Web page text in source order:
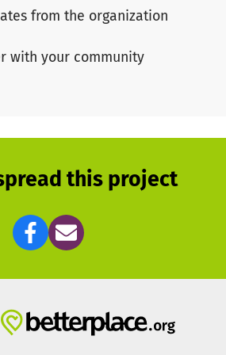
in allen Belangen
unter Betroffenen
besonderen Bewegung.
Herzen daran, dass ME/CFS
from the organization
with your community
this project